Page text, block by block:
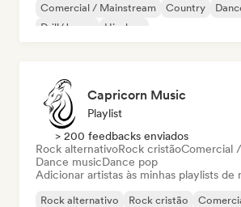
Comercial / Mainstream
Country
Drill/Jersey
Hip-hop
Capricorn Music
Playlist
> 200 feedbacks enviados
Rock alternativoRock cristãoComercial
Dance musicDance pop
Adicionar artistas às minhas playlists de
Rock alternativo Rock cristão